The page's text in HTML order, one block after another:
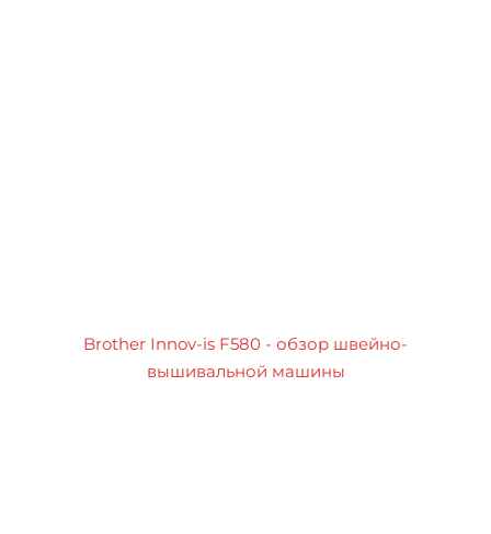
Brother Innov-is F580 - обзор швейно-
вышивальной машины